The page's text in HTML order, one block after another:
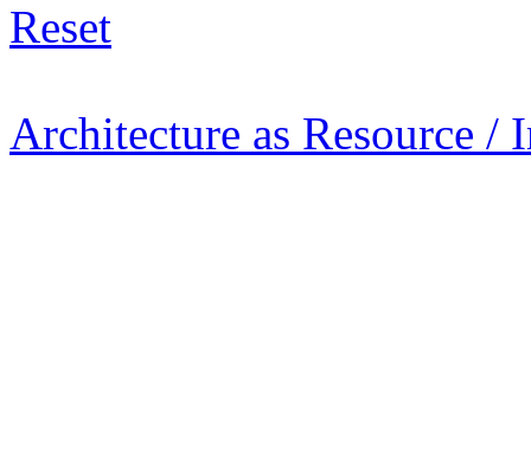
Reset
Architecture as Resource /